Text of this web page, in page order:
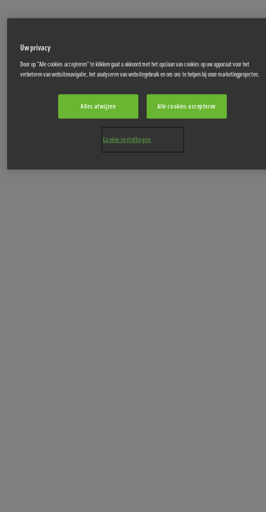
Uw privacy
Door op “Alle cookies accepteren” te klikken gaat u akkoord met het opslaan van cookies op uw apparaat voor het
verbeteren van websitenavigatie, het analyseren van websitegebruik en om ons te helpen bij onze marketingprojecten.
Alles afwijzen Alle cookies accepteren
Cookie-instellingen